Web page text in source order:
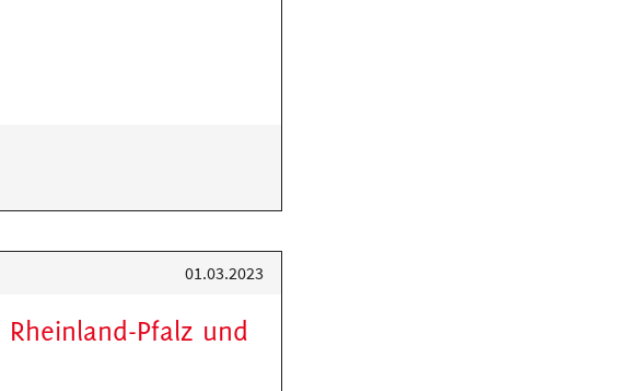
01.03.2023
Pfalz und